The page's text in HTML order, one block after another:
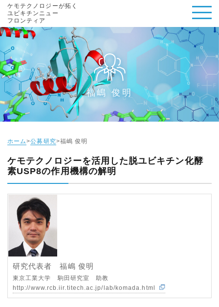
ケモテクノロジーが拓く
ユビキチンニュー
フロンティア
福嶋 俊明
ホーム 公募研究 福嶋 俊明
ケモテクノロジーを活用した脱ユビキチン化酵
素USP8の作用機構の解明
研究代表者 福嶋 俊明
東京工業大学 駒田研究室 助教
http://www.rcb.iir.titech.ac.jp/lab/komada.html